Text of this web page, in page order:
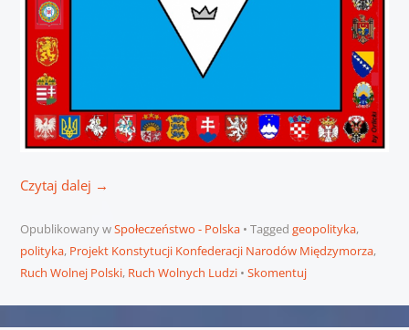
Czytaj dalej →
Opublikowany wSpołeczeństwo - Polska Tagged geopolityka,
polityka, Projekt Konstytucji Konfederacji Narodów Międzymorza,
Ruch Wolnej Polski, Ruch Wolnych Ludzi Skomentuj